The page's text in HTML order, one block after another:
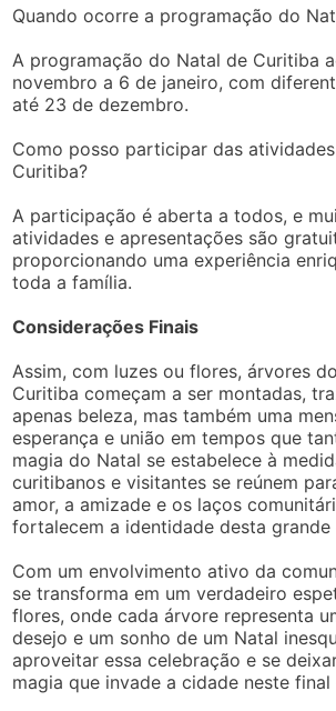
Quando ocorre a programação do
A programação do Natal de Curitiba
novembro a 6 de janeiro, com
até 23 de dezembro.
Como posso participar das
Curitiba?
A participação é aberta a todos, e
atividades e apresentações são
proporcionando uma experiência
toda a família.
Considerações Finais
Assim, com luzes ou flores, árvores
Curitiba começam a ser montadas,
apenas beleza, mas também uma
esperança e união em tempos que
magia do Natal se estabelece à
curitibanos e visitantes se reúnem
amor, a amizade e os laços
fortalecem a identidade desta grande
Com um envolvimento ativo da
se transforma em um verdadeiro
flores, onde cada árvore representa
desejo e um sonho de um Natal
aproveitar essa celebração e se
magia que invade a cidade neste final